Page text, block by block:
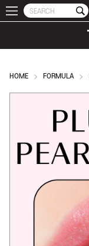
HOME FORMULA